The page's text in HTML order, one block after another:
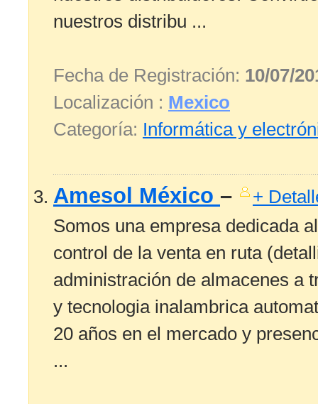
nuestros distribu ...
Fecha de Registración: 10/07/
Localización : Mexico
Categoría: Informática y
Amesol México – +
Somos una empresa dedicada
control de la venta en ruta
administración de almacenes a
y tecnologia inalambrica
20 años en el mercado y
...